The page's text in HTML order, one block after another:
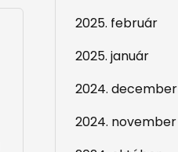
2025. február
2025. január
2024. december
2024. november